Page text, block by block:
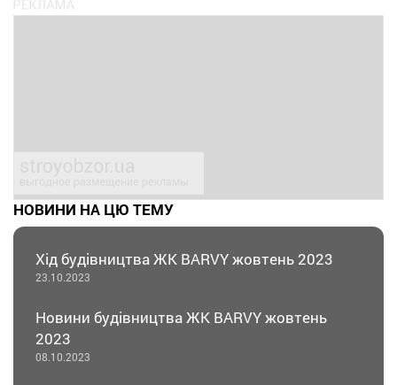
НОВИНИ НА ЦЮ ТЕМУ
Хід будівництва ЖК BARVY жовтень 2023
23.10.2023
Новини будівництва ЖК BARVY жовтень
2023
08.10.2023